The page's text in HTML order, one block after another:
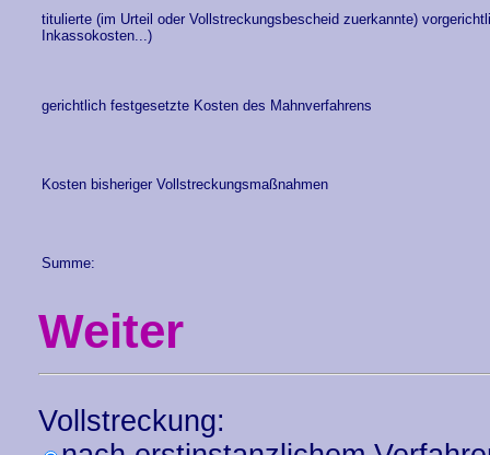
titulierte (im Urteil oder Vollstreckungsbescheid zuerkannte)
Inkassokosten...)
gerichtlich festgesetzte Kosten des Mahnverfahrens
Kosten bisheriger Vollstreckungsmaßnahmen
Summe:
Weiter
Vollstreckung: